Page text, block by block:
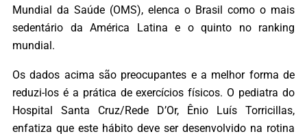
Mundial da Saúde (OMS), elenca o Brasil como o mais
sedentário da América Latina e o quinto no ranking
mundial.
Os dados acima são preocupantes e a melhor forma de
reduzi-los é a prática de exercícios físicos. O pediatra do
Hospital Santa Cruz/Rede D’Or, Ênio Luís Torricillas,
enfatiza que este hábito deve ser desenvolvido na rotina